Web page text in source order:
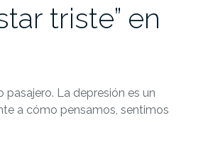
triste” en
La depresión es un
a cómo pensamos, sentimos